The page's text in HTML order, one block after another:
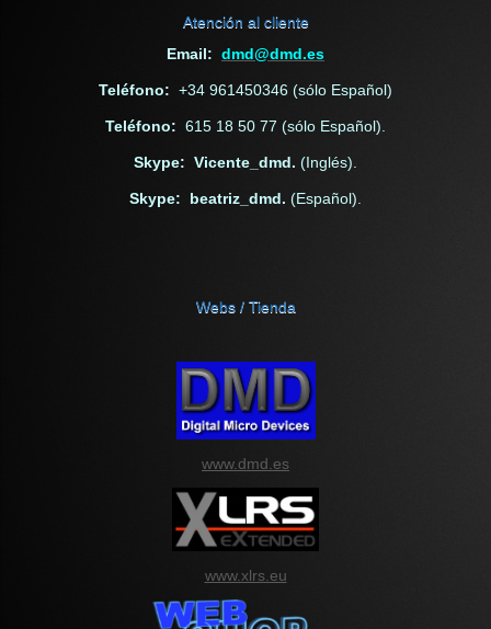
Atención al cliente
Email: dmd@dmd.es
Teléfono: +34 961450346 (sólo Español)
Teléfono: 615 18 50 77 (sólo Español).
Skype: Vicente_dmd. (Inglés).
Skype: beatriz_dmd. (Español).
Webs / Tienda
www.dmd.es
www.xlrs.eu